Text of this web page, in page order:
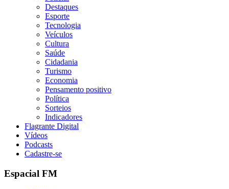
Destaques
Esporte
Tecnologia
Veículos
Cultura
Saúde
Cidadania
Turismo
Economia
Pensamento positivo
Política
Sorteios
Indicadores
Flagrante Digital
Vídeos
Podcasts
Cadastre-se
Espacial FM